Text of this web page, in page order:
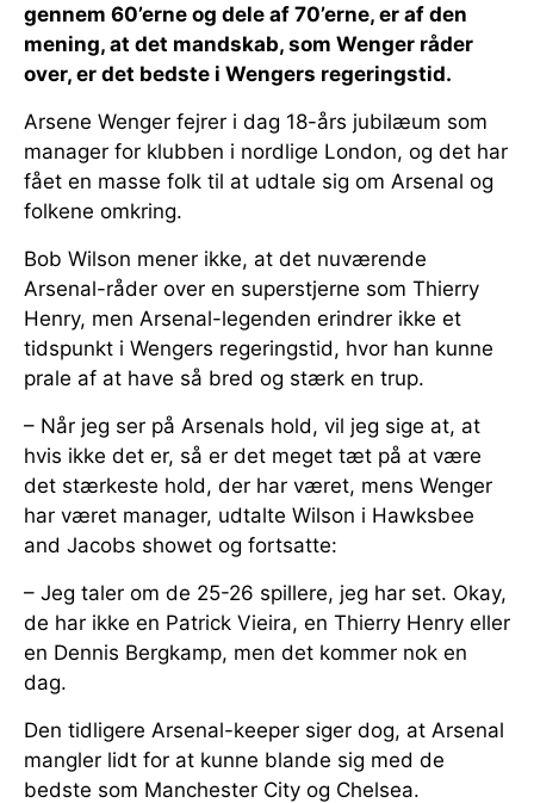
gennem 60’erne og dele af 70’erne, er af den
mening, at det mandskab, som Wenger råder
over, er det bedste i Wengers regeringstid.
Arsene Wenger fejrer i dag 18-års jubilæum som
manager for klubben i nordlige London, og det har
fået en masse folk til at udtale sig om Arsenal og
folkene omkring.
Bob Wilson mener ikke, at det nuværende
Arsenal-råder over en superstjerne som Thierry
Henry, men Arsenal-legenden erindrer ikke et
tidspunkt i Wengers regeringstid, hvor han kunne
prale af at have så bred og stærk en trup.
– Når jeg ser på Arsenals hold, vil jeg sige at, at
hvis ikke det er, så er det meget tæt på at være
det stærkeste hold, der har været, mens Wenger
har været manager, udtalte Wilson i Hawksbee
and Jacobs showet og fortsatte:
– Jeg taler om de 25-26 spillere, jeg har set. Okay,
de har ikke en Patrick Vieira, en Thierry Henry eller
en Dennis Bergkamp, men det kommer nok en
dag.
Den tidligere Arsenal-keeper siger dog, at Arsenal
mangler lidt for at kunne blande sig med de
bedste som Manchester City og Chelsea.